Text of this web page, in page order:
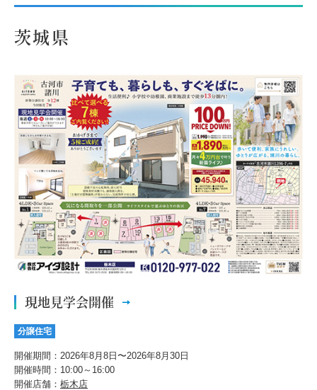
茨城県
現地見学会開催
分譲住宅
開催期間：2026年8月8日〜2026年8月30日
開催時間：10:00～16:00
開催店舗： 栃木店